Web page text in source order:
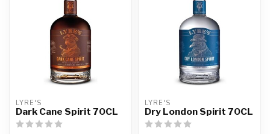
LYRE'S
Dark Cane Spirit 70CL
LYRE'S
Dry London Spirit 70CL